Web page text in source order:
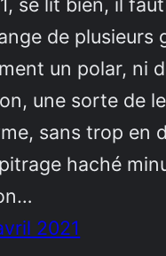
de plusieurs
un polar, ni
une sorte de
sans trop en
haché
2021